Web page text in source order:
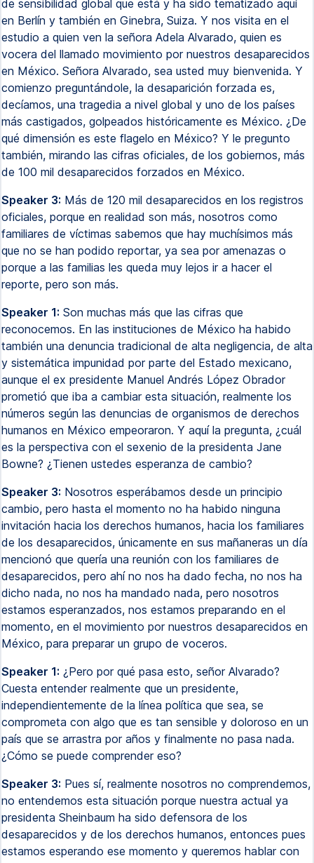
de sensibilidad global que está y ha sido tematizado aquí
en Berlín y también en Ginebra, Suiza. Y nos visita en el
estudio a quien ven la señora Adela Alvarado, quien es
vocera del llamado movimiento por nuestros desaparecidos
en México. Señora Alvarado, sea usted muy bienvenida. Y
comienzo preguntándole, la desaparición forzada es,
decíamos, una tragedia a nivel global y uno de los países
más castigados, golpeados históricamente es México. ¿De
qué dimensión es este flagelo en México? Y le pregunto
también, mirando las cifras oficiales, de los gobiernos, más
de 100 mil desaparecidos forzados en México.
Speaker 3: Más de 120 mil desaparecidos en los registros
oficiales, porque en realidad son más, nosotros como
familiares de víctimas sabemos que hay muchísimos más
que no se han podido reportar, ya sea por amenazas o
porque a las familias les queda muy lejos ir a hacer el
reporte, pero son más.
Speaker 1: Son muchas más que las cifras que
reconocemos. En las instituciones de México ha habido
también una denuncia tradicional de alta negligencia, de alta
y sistemática impunidad por parte del Estado mexicano,
aunque el ex presidente Manuel Andrés López Obrador
prometió que iba a cambiar esta situación, realmente los
números según las denuncias de organismos de derechos
humanos en México empeoraron. Y aquí la pregunta, ¿cuál
es la perspectiva con el sexenio de la presidenta Jane
Bowne? ¿Tienen ustedes esperanza de cambio?
Speaker 3: Nosotros esperábamos desde un principio
cambio, pero hasta el momento no ha habido ninguna
invitación hacia los derechos humanos, hacia los familiares
de los desaparecidos, únicamente en sus mañaneras un día
mencionó que quería una reunión con los familiares de
desaparecidos, pero ahí no nos ha dado fecha, no nos ha
dicho nada, no nos ha mandado nada, pero nosotros
estamos esperanzados, nos estamos preparando en el
momento, en el movimiento por nuestros desaparecidos en
México, para preparar un grupo de voceros.
Speaker 1: ¿Pero por qué pasa esto, señor Alvarado?
Cuesta entender realmente que un presidente,
independientemente de la línea política que sea, se
comprometa con algo que es tan sensible y doloroso en un
país que se arrastra por años y finalmente no pasa nada.
¿Cómo se puede comprender eso?
Speaker 3: Pues sí, realmente nosotros no comprendemos,
no entendemos esta situación porque nuestra actual ya
presidenta Sheinbaum ha sido defensora de los
desaparecidos y de los derechos humanos, entonces pues
estamos esperando ese momento y queremos hablar con